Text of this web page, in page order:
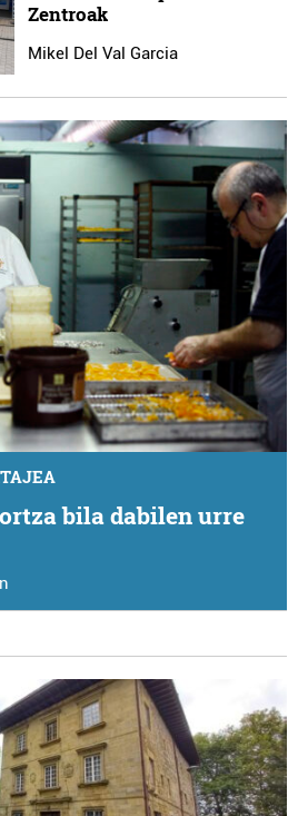
Zentroak
Mikel Del Val Garcia
bila dabilen urre